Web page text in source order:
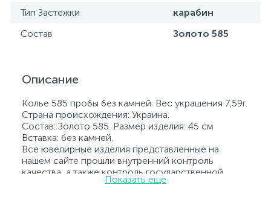
Тип Застежки
карабин
Состав
Золото 585
Описание
Колье 585 пробы без камней. Вес украшения 7,59г.
Страна происхождения: Украина.
Состав: Золото 585. Размер изделия: 45 см
Вставка: без камней.
Все ювелирные изделия представленные на
нашем сайте прошли внутренний контроль
качества, а также контроль государственной
пробирной службой Украины, на всех изделиях
Показать еще